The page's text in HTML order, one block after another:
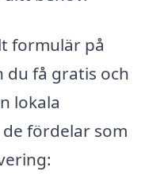
formulär på
du få gratis och
lokala
fördelar som